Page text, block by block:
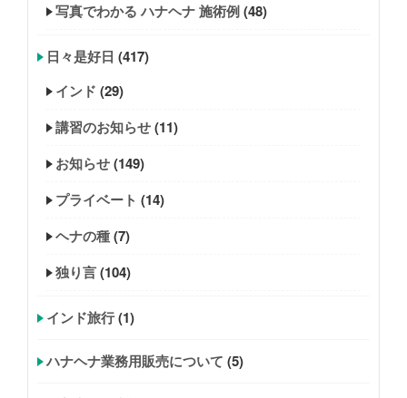
写真でわかる ハナヘナ 施術例(48)
日々是好日 (417)
インド (29)
講習のお知らせ(11)
お知らせ(149)
プライベート (14)
ヘナの種(7)
独り言(104)
インド旅行(1)
ハナヘナ業務用販売について (5)